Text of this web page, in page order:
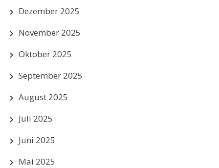
Dezember 2025
November 2025
Oktober 2025
September 2025
August 2025
Juli 2025
Juni 2025
Mai 2025